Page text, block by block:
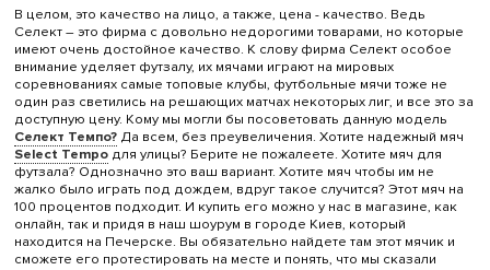
В целом, это качество на лицо, а также, цена - качество. Ведь
Селект – это фирма с довольно недорогими товарами, но которые
имеют очень достойное качество. К слову фирма Селект особое
внимание уделяет футзалу, их мячами играют на мировых
соревнованиях самые топовые клубы, футбольные мячи тоже не
один раз светились на решающих матчах некоторых лиг, и все это за
доступную цену. Кому мы могли бы посоветовать данную модель
Селект Темпо?Да всем, без преувеличения. Хотите надежный мяч
Select Tempoдля улицы? Берите не пожалеете. Хотите мяч для
футзала? Однозначно это ваш вариант. Хотите мяч чтобы им не
жалко было играть под дождем, вдруг такое случится? Этот мяч на
100 процентов подходит. И купить его можно у нас в магазине, как
онлайн, так и придя в наш шоурум в городе Киев, который
находится на Печерске. Вы обязательно найдете там этот мячик и
сможете его протестировать на месте и понять, что мы сказали